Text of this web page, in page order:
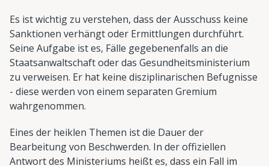
Es ist wichtig zu verstehen, dass der Ausschuss keine
Sanktionen verhängt oder Ermittlungen durchführt.
Seine Aufgabe ist es, Fälle gegebenenfalls an die
Staatsanwaltschaft oder das Gesundheitsministerium
zu verweisen. Er hat keine disziplinarischen Befugnisse
- diese werden von einem separaten Gremium
wahrgenommen.
Eines der heiklen Themen ist die Dauer der
Bearbeitung von Beschwerden. In der offiziellen
Antwort des Ministeriums heißt es, dass ein Fall im